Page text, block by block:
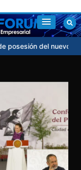
del nuevo